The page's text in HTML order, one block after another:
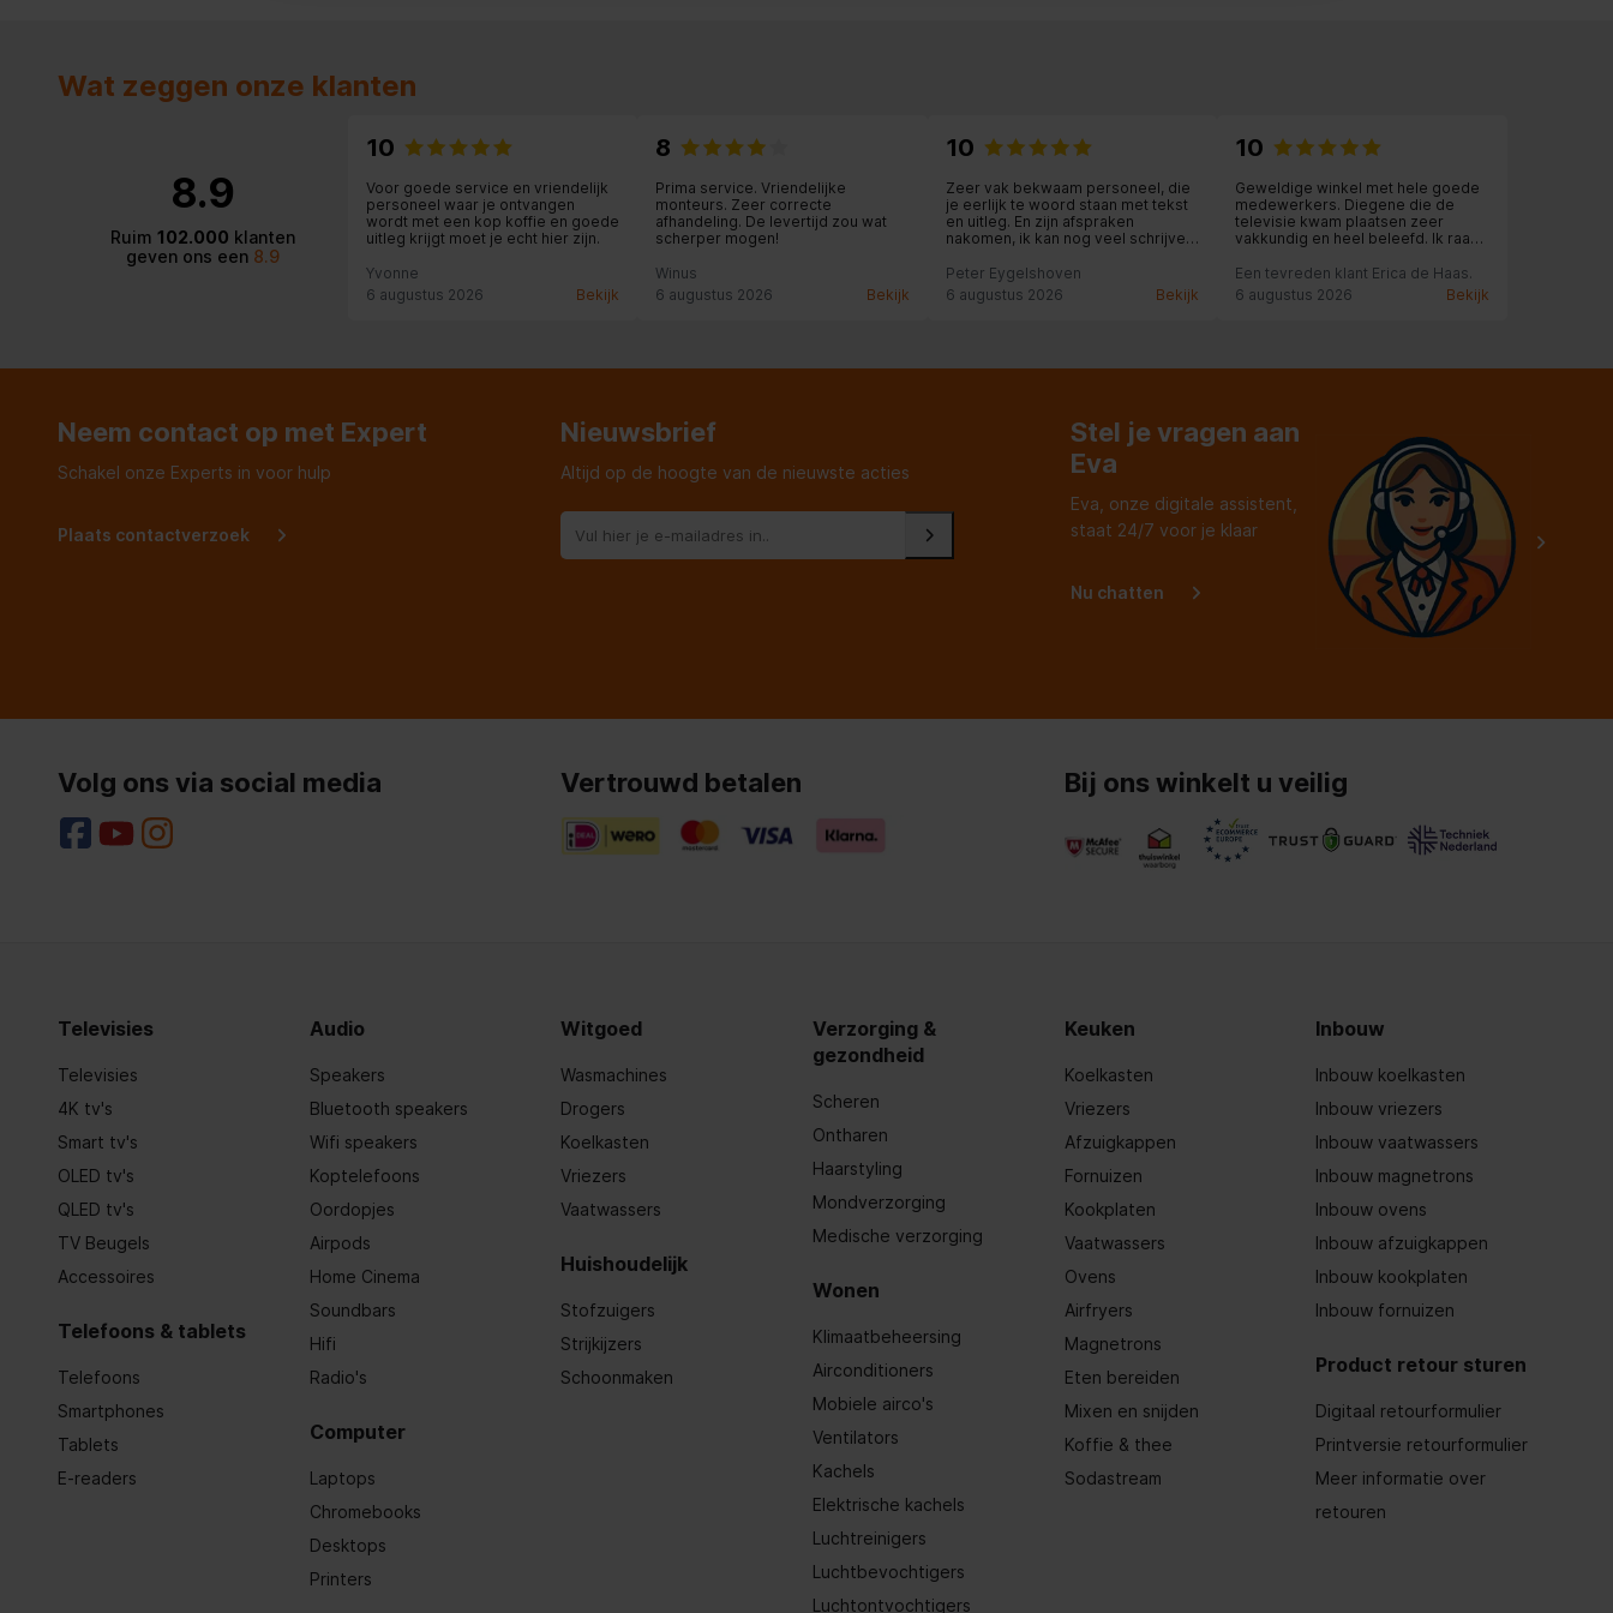
Frequentiebereik
2.0 kanalen
Gevoeligheid
Wat zeggen onze klanten
8.9
Ruim 102.000 klanten
geven ons een8.9
10
Voor goede service en vriendelijk
personeel waar je ontvangen
wordt met een kop koffie en goede
uitleg krijgt moet je echt hier zijn.
Yvonne
6 augustus 2026
Bekijk
8
Prima service. Vriendelijke
monteurs. Zeer correcte
afhandeling. De levertijd zou wat
scherper mogen!
Winus
6 augustus 2026
Bekijk
10
Zeer vak bekwaam personeel, die
je eerlijk te woord staan met tekst
en uitleg. En zijn afspraken
nakomen, ik kan nog veel schrijven.
winkel in Landgraaf zelf doe
ervaren, en met een glimlach naar
huis toe, deze winkel is een top
Peter Eygelshoven
6 augustus 2026
Bekijk
10
Geweldige winkel met hele goede
medewerkers. Diegene die de
televisie kwam plaatsen zeer
vakkundig en heel beleefd. Ik raad
Een tevreden klant Erica de Haas.
6 augustus 2026
Bekijk
Neem contact op met Expert
Schakel onze Experts in voor hulp
Plaats contactverzoek
Nieuwsbrief
Altijd op de hoogte van de nieuwste acties
Stel je vragen aan
Eva
Eva, onze digitale assistent,
staat 24/7 voor je klaar
Nu chatten
Volg ons via social media Vertrouwd betalen Bij ons winkelt u veilig
Televisies
Televisies
4K tv's
Smart tv's
OLED tv's
QLED tv's
TV Beugels
Accessoires
Telefoons & tablets
Telefoons
Smartphones
Tablets
E-readers
Audio
Speakers
Bluetooth speakers
Wifi speakers
Koptelefoons
Oordopjes
Airpods
Home Cinema
Soundbars
Hifi
Radio's
Computer
Laptops
Chromebooks
Desktops
Printers
Witgoed
Wasmachines
Drogers
Koelkasten
Vriezers
Vaatwassers
Huishoudelijk
Stofzuigers
Strijkijzers
Schoonmaken
Verzorging &
gezondheid
Scheren
Ontharen
Haarstyling
Mondverzorging
Medische verzorging
Wonen
Klimaatbeheersing
Airconditioners
Mobiele airco's
Ventilators
Kachels
Elektrische kachels
Luchtreinigers
Luchtbevochtigers
Luchtontvochtigers
Keuken
Koelkasten
Vriezers
Afzuigkappen
Fornuizen
Kookplaten
Vaatwassers
Ovens
Airfryers
Magnetrons
Eten bereiden
Mixen en snijden
Koffie & thee
Sodastream
Inbouw
Inbouw koelkasten
Inbouw vriezers
Inbouw vaatwassers
Inbouw magnetrons
Inbouw ovens
Inbouw afzuigkappen
Inbouw kookplaten
Inbouw fornuizen
Product retour sturen
Digitaal retourformulier
Printversie retourformulier
Meer informatie over
retouren